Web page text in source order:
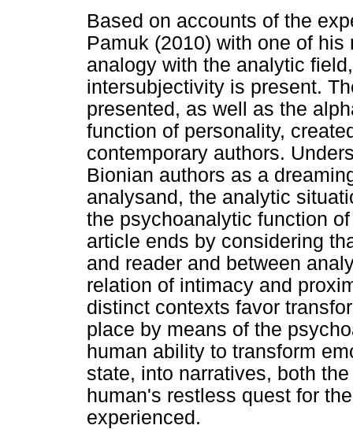
Based on accounts of the
Pamuk (2010) with one of
analogy with the analytic
intersubjectivity is present.
presented, as well as the
function of personality,
contemporary authors.
Bionian authors as a
analysand, the analytic
the psychoanalytic function
article ends by considering
and reader and between
relation of intimacy and
distinct contexts favor
place by means of the
human ability to transform
state, into narratives, both
human's restless quest for
experienced.